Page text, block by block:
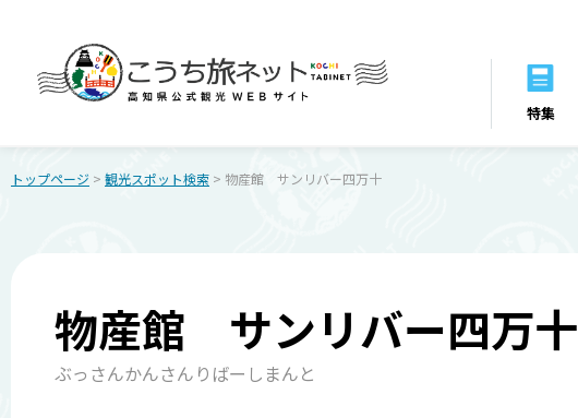
特集
トップページ > 観光スポット検索 > 物産館 サンリバー四万十
物産館 サンリバー四万十
ぶっさんかんさんりばーしまんと